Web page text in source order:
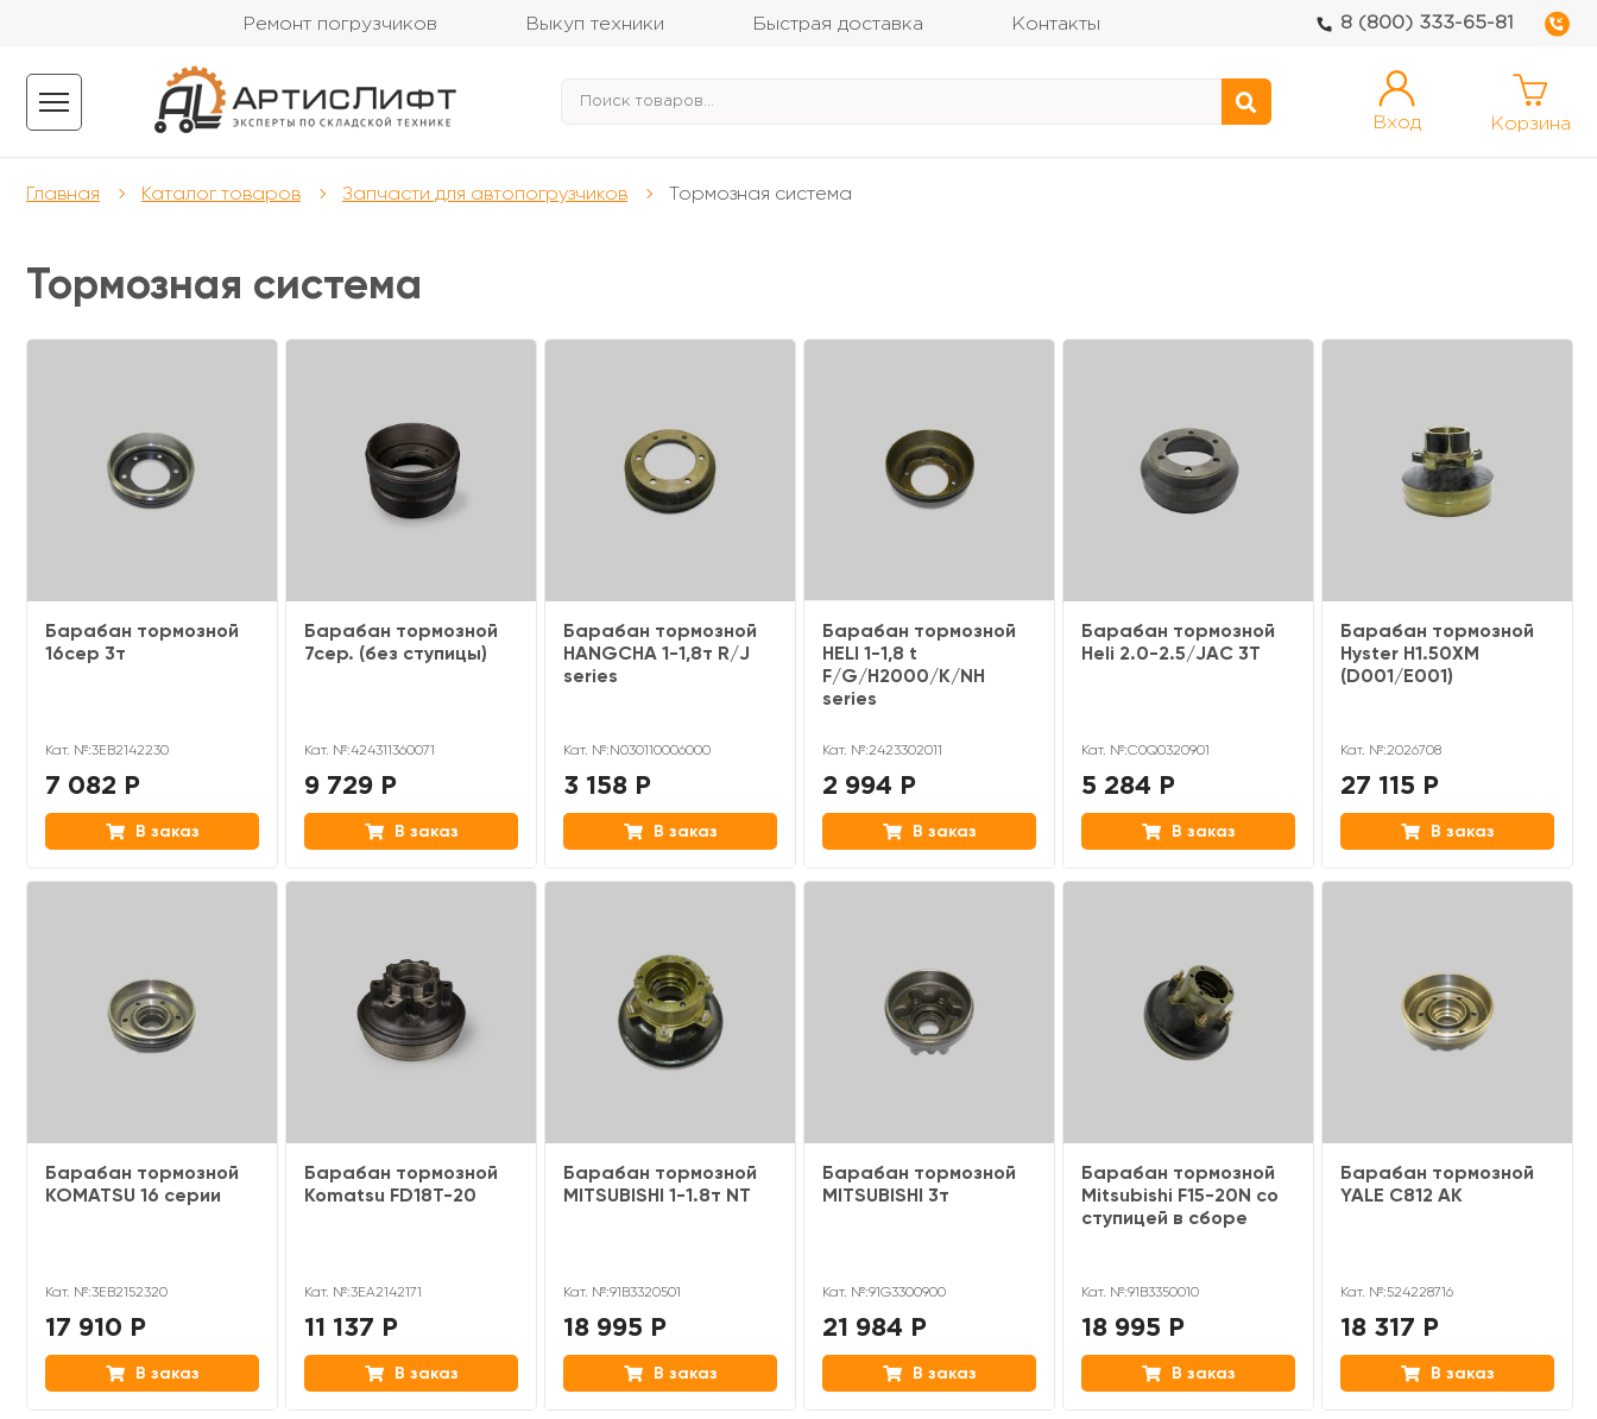
Ремонт погрузчиков Выкуп техники Быстрая доставка Контакты 8 (800) 333-65-81
Вход Корзина
Главная Каталог товаров Запчасти для автопогрузчиков Тормозная система
Тормозная система
Барабан тормозной
16сер 3т
Кат. №:3EB2142230
7 082 Р
В заказ
Барабан тормозной
7сер. (без ступицы)
Кат. №:424311360071
9 729 Р
В заказ
Барабан тормозной
HANGCHA 1-1,8т R/J
series
Кат. №:N030110006000
3 158 Р
В заказ
Барабан тормозной
HELI 1-1,8 t
F/G/H2000/K/NH
series
Кат. №:2423302011
2 994 Р
В заказ
Барабан тормозной
Heli 2.0-2.5/JAC 3T
Кат. №:C0Q0320901
5 284 Р
В заказ
Барабан тормозной
Hyster H1.50XM
(D001/E001)
Кат. №:2026708
27 115 Р
В заказ
Барабан тормозной
KOMATSU 16 серии
Кат. №:3EB2152320
17 910 Р
В заказ
Барабан тормозной
Komatsu FD18T-20
Кат. №:3EA2142171
11 137 Р
В заказ
Барабан тормозной
MITSUBISHI 1-1.8т NT
Кат. №:91B3320501
18 995 Р
В заказ
Барабан тормозной
MITSUBISHI 3т
Кат. №:91G3300900
21 984 Р
В заказ
Барабан тормозной
Mitsubishi F15-20N со
ступицей в сборе
Кат. №:91B3350010
18 995 Р
В заказ
Барабан тормозной
YALE C812 AK
Кат. №:524228716
18 317 Р
В заказ